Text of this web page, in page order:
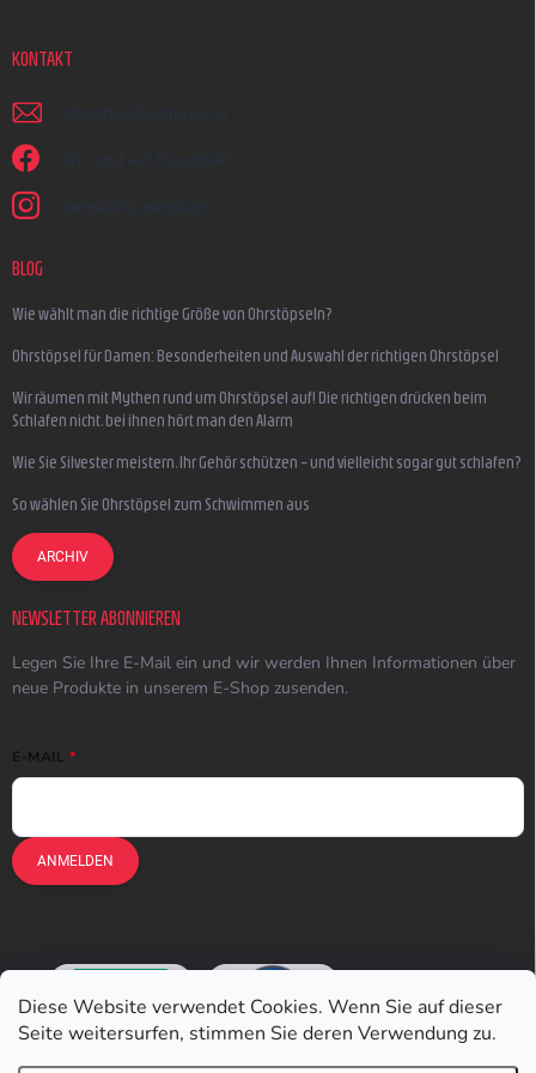
Diese Website verwendet Cookies. Wenn Sie auf dieser
Seite weitersurfen, stimmen Sie deren Verwendung zu.
KONTAKT
schreiben @ earplugs.at
Wir sind auf Facebook!
earmazing_earplugs
BLOG
Wie wählt man die richtige Größe von Ohrstöpseln?
Ohrstöpsel für Damen: Besonderheiten und Auswahl der richtigen Ohrstöpsel
Wir räumen mit Mythen rund um Ohrstöpsel auf! Die richtigen drücken beim
Schlafen nicht, bei ihnen hört man den Alarm
Wie Sie Silvester meistern, Ihr Gehör schützen – und vielleicht sogar gut schlafen?
So wählen Sie Ohrstöpsel zum Schwimmen aus
ARCHIV
NEWSLETTER ABONNIEREN
Legen Sie Ihre E-Mail ein und wir werden Ihnen Informationen über
neue Produkte in unserem E-Shop zusenden.
E-MAIL
ANMELDEN